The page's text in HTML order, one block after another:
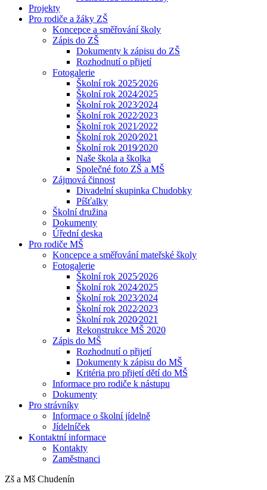
Projekty
Pro rodiče a žáky ZŠ
Koncepce a směřování školy
Zápis do ZŠ
Dokumenty k zápisu do ZŠ
Rozhodnutí o přijetí
Fotogalerie
Školní rok 2025⁄2026
Školní rok 2024⁄2025
Školní rok 2023⁄2024
Školní rok 2022⁄2023
Školní rok 2021⁄2022
Školní rok 2020⁄2021
Školní rok 2019⁄2020
Naše škola a školka
Společné foto ZŠ a MŠ
Zájmová činnost
Divadelní skupinka Chudobky
Píšťalky
Školní družina
Dokumenty
Úřední deska
Pro rodiče MŠ
Koncepce a směřování mateřské školy
Fotogalerie
Školní rok 2025⁄2026
Školní rok 2024⁄2025
Školní rok 2023⁄2024
Školní rok 2022⁄2023
Školní rok 2020⁄2021
Rekonstrukce MŠ 2020
Zápis do MŠ
Rozhodnutí o přijetí
Dokumenty k zápisu do MŠ
Kritéria pro přijetí dětí do MŠ
Informace pro rodiče k nástupu
Dokumenty
Pro strávníky
Informace o školní jídelně
Jídelníček
Kontaktní informace
Kontakty
Zaměstnanci
Zš a Mš Chudenín